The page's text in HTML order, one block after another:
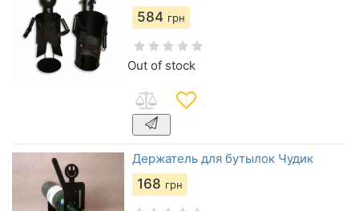
584 грн
Out of stock
Держатель для бутылок Чудик
168 грн